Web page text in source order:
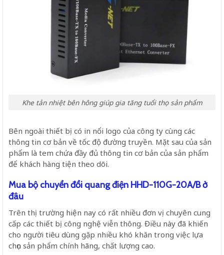
Khe tản nhiệt bên hông giúp gia tăng tuổi thọ sản phẩm
Bên ngoài thiết bị có in nổi logo của công ty cùng các
thông tin cơ bản về tốc độ đường truyền. Mặt sau của sản
phẩm là tem chứa đầy đủ thông tin cơ bản của sản phẩm
để khách hàng tiện theo dõi.
Mua bộ chuyển đổi quang điện HHD-110G-20A/B ở
đâu
Trên thị trường hiện nay có rất nhiều đơn vị chuyên cung
cấp các thiết bị công nghệ viễn thông. Điều này đã khiến
cho người tiêu dùng gặp nhiều khó khăn trong việc lựa
chọn sản phẩm chính hãng, chất lượng cao.